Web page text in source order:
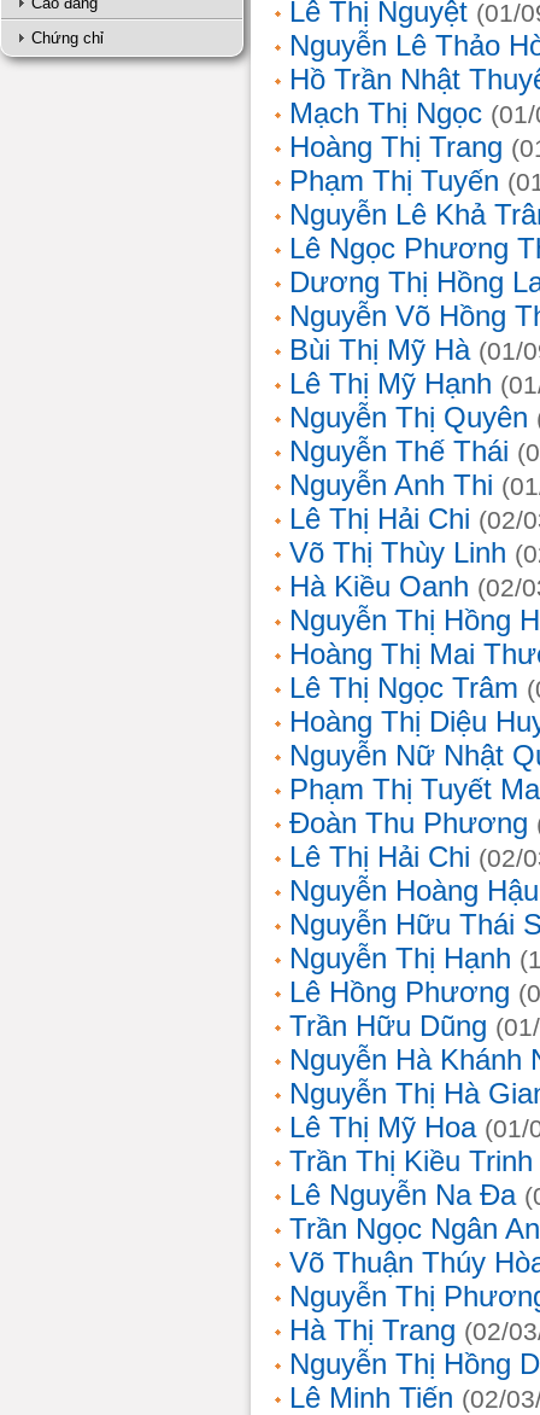
Chứng chỉ
Lê Thị Nguyệt (01/
Nguyễn Lê Thảo
Hồ Trần Nhật
Mạch Thị Ngọc
Hoàng Thị Trang
Phạm Thị Tuyến
Nguyễn Lê Khả
Lê Ngọc Phương
Dương Thị Hồng
Nguyễn Võ Hồng
Bùi Thị Mỹ Hà (01/
Lê Thị Mỹ Hạnh
Nguyễn Thị Quyên
Nguyễn Thế Thái
Nguyễn Anh Thi
Lê Thị Hải Chi (02/
Võ Thị Thùy Linh
Hà Kiều Oanh (02/
Nguyễn Thị Hồng
Hoàng Thị Mai
Lê Thị Ngọc Trâm
Hoàng Thị Diệu
Nguyễn Nữ Nhật
Phạm Thị Tuyết
Đoàn Thu Phương
Lê Thị Hải Chi (02/
Nguyễn Hoàng Hậu
Nguyễn Hữu Thái
Nguyễn Thị Hạnh
Lê Hồng Phương
Trần Hữu Dũng
Nguyễn Hà Khánh
Nguyễn Thị Hà
Lê Thị Mỹ Hoa (01/
Trần Thị Kiều Trinh
Lê Nguyễn Na Đa
Trần Ngọc Ngân
Võ Thuận Thúy
Nguyễn Thị
Hà Thị Trang (02/
Nguyễn Thị Hồng
Lê Minh Tiến (02/